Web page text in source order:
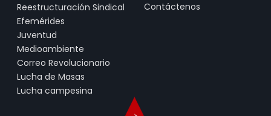
Reestructuración Sindical
Efemérides
Juventud
Medioambiente
Correo Revolucionario
Lucha de Masas
Lucha campesina
Contáctenos